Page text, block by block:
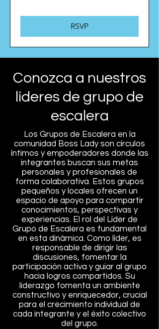
RSVP
Conozca a nuestros
líderes de grupo de
escalera
Los Grupos de Escalera en la
comunidad Boss Lady son círculos
íntimos y empoderadores donde las
integrantes buscan sus metas
personales y profesionales de
forma colaborativa. Estos grupos
pequeños y locales ofrecen un
espacio de apoyo para compartir
conocimientos, perspectivas y
experiencias. El rol del Líder de
Grupo de Escalera es fundamental
en esta dinámica. Como líder, es
responsable de dirigir las
discusiones, fomentar la
participación activa y guiar al grupo
hacia logros compartidos. Su
liderazgo fomenta un ambiente
constructivo y enriquecedor, crucial
para el crecimiento individual de
cada integrante y el éxito colectivo
del grupo.